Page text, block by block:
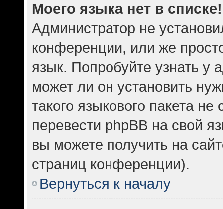
Моего языка нет в списке!
Администратор не
конференции, или же
язык. Попробуйте узнать у
может ли он установить
такого языкового пакета
перевести phpBB на свой
вы можете получить на
страниц конференции).
Вернуться к началу